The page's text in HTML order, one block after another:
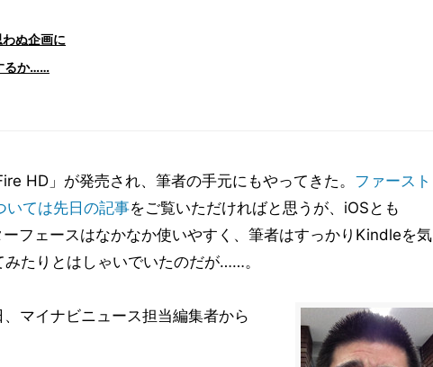
ぬ企画に
るか……
HD」が発売され、筆者の手元にもやってきた。 ファースト
いては先日の記事をご覧いただければと思うが、iOSとも
フェースはなかなか使いやすく、筆者はすっかりKindleを気
たりとはしゃいでいたのだが……。
マイナビニュース担当編集者から